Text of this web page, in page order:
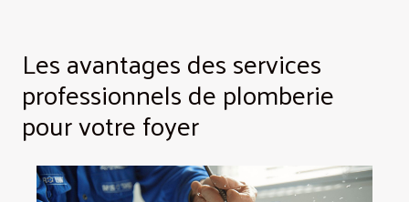
Les avantages des services
professionnels de plomberie
pour votre foyer